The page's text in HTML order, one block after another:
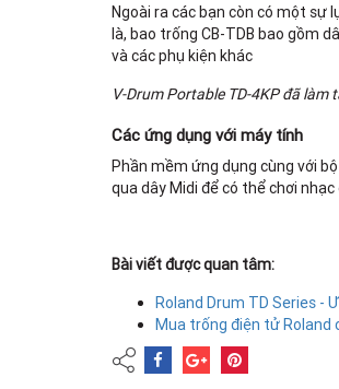
Ngoài ra các bạn còn có một sự
là, bao trống CB-TDB bao gồm
và các phụ kiện khác
V-Drum Portable TD-4KP đã
Các ứng dụng với máy tính
Phần mềm ứng dụng cùng với
qua dây Midi để có thể chơi
Bài viết được quan tâm:
Roland Drum TD Series -
Mua trống điện tử Roland